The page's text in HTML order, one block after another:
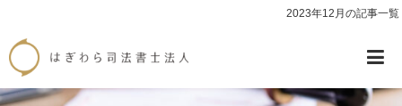
2023年12月の記事一覧